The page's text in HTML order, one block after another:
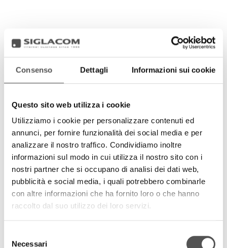
Consenso Dettagli Informazioni sui cookie
Questo sito web utilizza i cookie
Utilizziamo i cookie per personalizzare contenuti ed
annunci, per fornire funzionalità dei social media e per
analizzare il nostro traffico. Condividiamo inoltre
informazioni sul modo in cui utilizza il nostro sito con i
nostri partner che si occupano di analisi dei dati web,
pubblicità e social media, i quali potrebbero combinarle
con altre informazioni che ha fornito loro o che hanno
raccolto dal suo utilizzo dei loro servizi.
delNecessari